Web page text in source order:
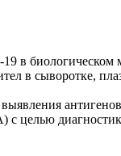
в биологическом
в сыворотке,
выявления
с целью